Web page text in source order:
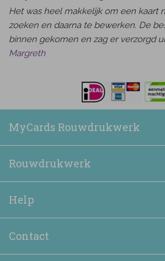
Het was heel makkelijk om een kaart
zoeken en daarna te bewerken. De
binnen gekomen en zag er verzorgd
Margreth
MyCards Rouwdrukwerk
Rouwdrukwerk
Help
Contact